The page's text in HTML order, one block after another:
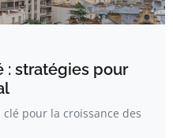
: stratégies pour
pour la croissance des